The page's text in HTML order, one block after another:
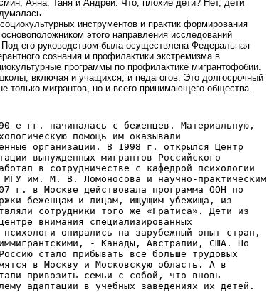
Аяна, Таня и Андрей. Что, плохие дети? Нет, дети
инструментов и практик формирования
этого направления исследований
его руководством была осуществлена Федеральная
сознания и профилактики экстремизма в
программы по профилактике мигрантофобии.
включая и учащихся, и педагогов. Это долгосрочный
только мигрантов, но и всего принимающего общества.
е гг. начиналась с беженцев. Материальную,
помощь им оказывали
организации. В 1998 г. открылся Центр
вынужденных мигрантов Российского
в сотрудничестве с кафедрой психологии
МГУ им. М. В. Ломоносова и научно-практиче­ским
г. в Москве дей­ствовала программа ООН по
беженцам и лицам, ищущим убежища, из
сотрудники того же «Гратиса». Дети из
внимания специализированных
опирались на зарубежный опыт стран,
- Канады, Австралии, США. Но
стало прибывать всё больше трудовых
в Москву и Московскую область. А в
привозить семьи с собой, что вновь
адаптации в учебных заведениях их детей.